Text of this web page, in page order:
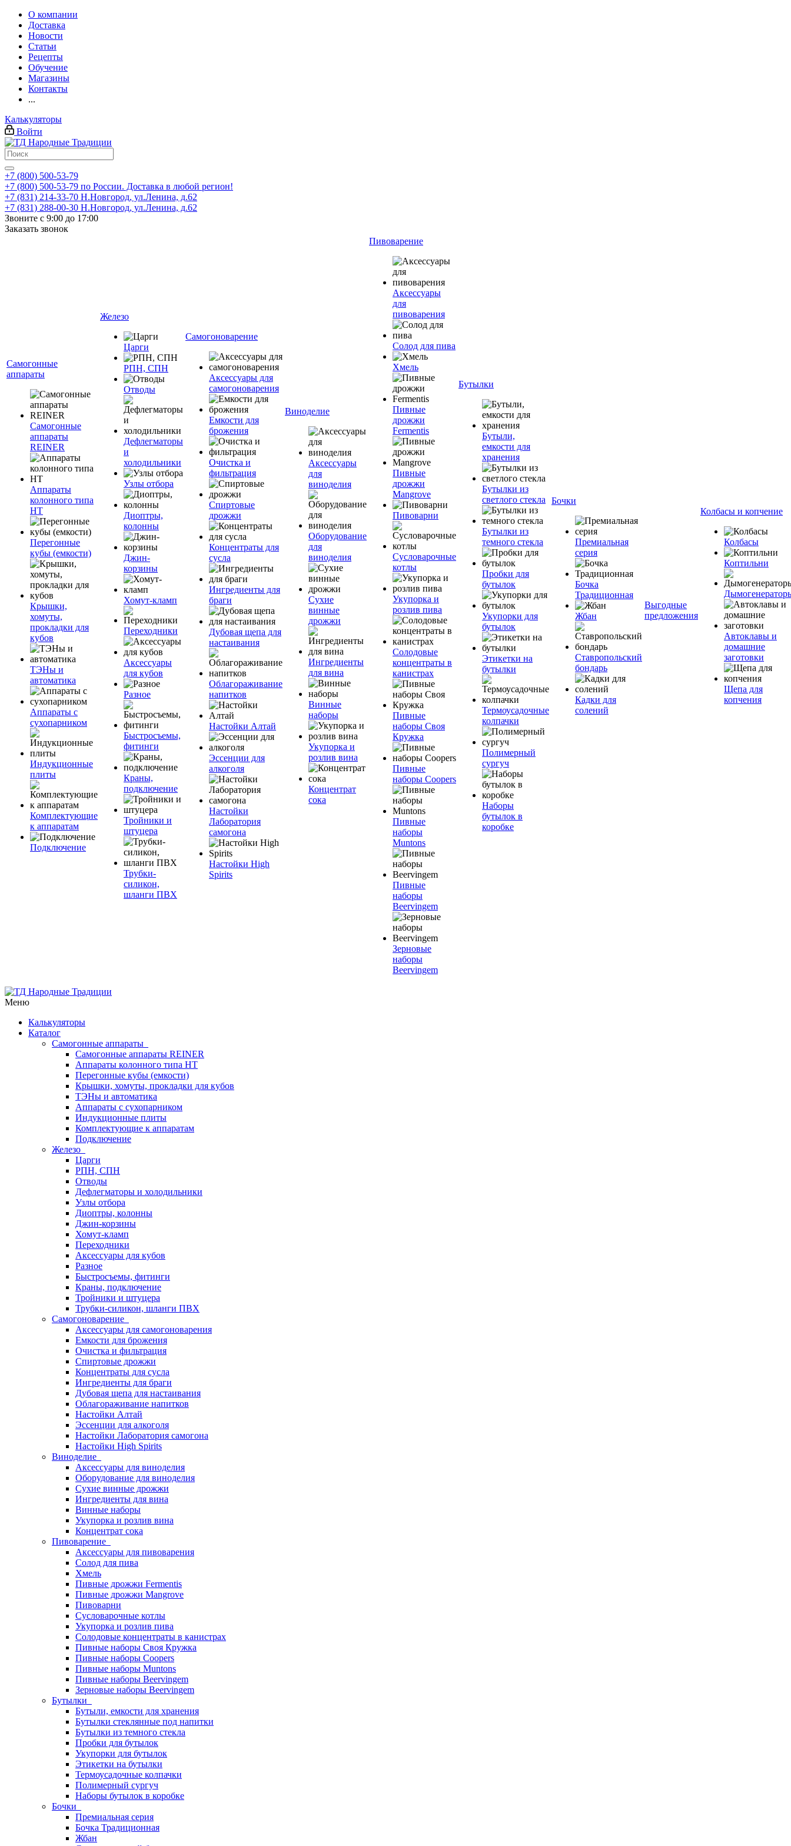
О компании
Доставка
Новости
Статьи
Рецепты
Обучение
Магазины
Контакты
...
Калькуляторы
Войти
+7 (800) 500-53-79
+7 (800) 500-53-79 по России. Доставка в любой регион!
+7 (831) 214-33-70 Н.Новгород, ул.Ленина, д.62
+7 (831) 288-00-30 Н.Новгород, ул.Ленина, д.62
Звоните с 9:00 до 17:00
Заказать звонок
Самогонные
аппараты
Самогонные
аппараты
REINER
Аппараты
колонного типа
НТ
Перегонные
кубы (емкости)
Крышки,
хомуты,
прокладки для
кубов
ТЭНы и
автоматика
Аппараты с
сухопарником
Индукционные
плиты
Комплектующие
к аппаратам
Подключение
Железо
Царги
РПН, СПН
Отводы
Дефлегматоры
и
холодильники
Узлы отбора
Диоптры,
колонны
Джин-
корзины
Хомут-кламп
Переходники
Аксессуары
для кубов
Разное
Быстросъемы,
фитинги
Краны,
подключение
Тройники и
штуцера
Трубки-
силикон,
шланги ПВХ
Самогоноварение
Аксессуары для
самогоноварения
Емкости для
брожения
Очистка и
фильтрация
Спиртовые
дрожжи
Концентраты для
сусла
Ингредиенты для
браги
Дубовая щепа для
настаивания
Облагораживание
напитков
Настойки Алтай
Эссенции для
алкоголя
Настойки
Лаборатория
самогона
Настойки High
Spirits
Виноделие
Аксессуары
для
виноделия
Оборудование
для
виноделия
Сухие
винные
дрожжи
Ингредиенты
для вина
Винные
наборы
Укупорка и
розлив вина
Концентрат
сока
Пивоварение
Аксессуары
для
пивоварения
Солод для пива
Хмель
Пивные
дрожжи
Fermentis
Пивные
дрожжи
Mangrove
Пивоварни
Сусловарочные
котлы
Укупорка и
розлив пива
Солодовые
концентраты в
канистрах
Пивные
наборы Своя
Кружка
Пивные
наборы Coopers
Пивные
наборы
Muntons
Пивные
наборы
Beervingem
Зерновые
наборы
Beervingem
Бутылки
Бутыли,
емкости для
хранения
Бутылки из
светлого стекла
Бутылки из
темного стекла
Пробки для
бутылок
Укупорки для
бутылок
Этикетки на
бутылки
Термоусадочные
колпачки
Полимерный
сургуч
Наборы
бутылок в
коробке
Бочки
Премиальная
серия
Бочка
Традиционная
Жбан
Ставропольский
бондарь
Кадки для
солений
Выгодные
предложения
Колбасы и копчение
Колбасы
Коптильни
Автоклавы и
домашние
заготовки
Щепа для
копчения
Меню
Калькуляторы
Каталог
Самогонные аппараты
Самогонные аппараты REINER
Аппараты колонного типа НТ
Перегонные кубы (емкости)
Крышки, хомуты, прокладки для кубов
ТЭНы и автоматика
Аппараты с сухопарником
Индукционные плиты
Комплектующие к аппаратам
Подключение
Железо
Царги
РПН, СПН
Отводы
Дефлегматоры и холодильники
Узлы отбора
Диоптры, колонны
Джин-корзины
Хомут-кламп
Переходники
Аксессуары для кубов
Разное
Быстросъемы, фитинги
Краны, подключение
Тройники и штуцера
Трубки-силикон, шланги ПВХ
Самогоноварение
Аксессуары для самогоноварения
Емкости для брожения
Очистка и фильтрация
Спиртовые дрожжи
Концентраты для сусла
Ингредиенты для браги
Дубовая щепа для настаивания
Облагораживание напитков
Настойки Алтай
Эссенции для алкоголя
Настойки Лаборатория самогона
Настойки High Spirits
Виноделие
Аксессуары для виноделия
Оборудование для виноделия
Сухие винные дрожжи
Ингредиенты для вина
Винные наборы
Укупорка и розлив вина
Концентрат сока
Пивоварение
Аксессуары для пивоварения
Солод для пива
Хмель
Пивные дрожжи Fermentis
Пивные дрожжи Mangrove
Пивоварни
Сусловарочные котлы
Укупорка и розлив пива
Солодовые концентраты в канистрах
Пивные наборы Своя Кружка
Пивные наборы Coopers
Пивные наборы Muntons
Пивные наборы Beervingem
Зерновые наборы Beervingem
Бутылки
Бутыли, емкости для хранения
Бутылки стеклянные под напитки
Бутылки из темного стекла
Пробки для бутылок
Укупорки для бутылок
Этикетки на бутылки
Термоусадочные колпачки
Полимерный сургуч
Наборы бутылок в коробке
Бочки
Премиальная серия
Бочка Традиционная
Жбан